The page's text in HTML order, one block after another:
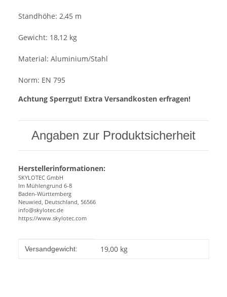
Standhöhe: 2,45 m
Gewicht: 18,12 kg
Material: Aluminium/Stahl
Norm: EN 795
Achtung Sperrgut! Extra Versandkosten erfragen!
Angaben zur Produktsicherheit
Herstellerinformationen:
SKYLOTEC GmbH
Im Mühlengrund 6-8
Baden-Württemberg
Neuwied, Deutschland, 56566
info@skylotec.de
https://www.skylotec.com
Produkteigenschaft
Wert
Versandgewicht: 19,00 kg